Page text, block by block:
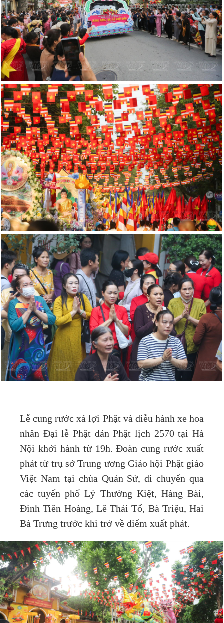
Lễ cung rước xá lợi Phật và diễu hành xe hoa
nhân Đại lễ Phật đản Phật lịch 2570 tại Hà
Nội khởi hành từ 19h. Đoàn cung rước xuất
phát từ trụ sở Trung ương Giáo hội Phật giáo
Việt Nam tại chùa Quán Sứ, di chuyển qua
các tuyến phố Lý Thường Kiệt, Hàng Bài,
Đinh Tiên Hoàng, Lê Thái Tổ, Bà Triệu, Hai
Bà Trưng trước khi trở về điểm xuất phát.